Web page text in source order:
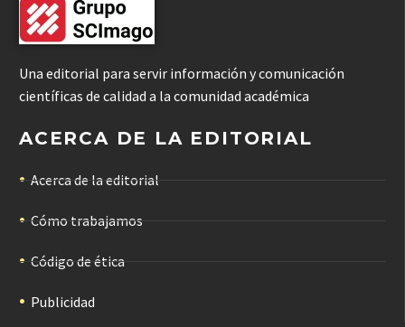
Una editorial para servir información y comunicación
científicas de calidad a la comunidad académica
ACERCA DE LA EDITORIAL
Acerca de la editorial
Cómo trabajamos
Código de ética
Publicidad